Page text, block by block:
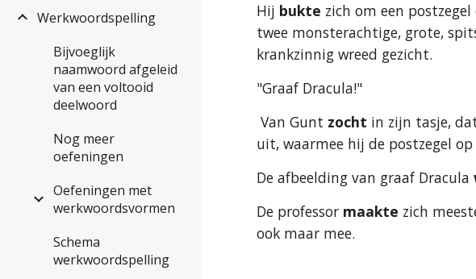
Werkwoordspelling
Bijvoeglijk
naamwoord afgeleid
van een voltooid
deelwoord
Nog meer
oefeningen
Oefeningen met
werkwoordsvormen
Schema
werkwoordspelling
Hij bukte zich om een
twee monsterachtige, grote,
krankzinnig wreed gezicht.
"Graaf Dracula!"
Van Gunt zocht in zijn tasje,
uit, waarmee hij de postzegel
De afbeelding van graaf Dracula
De professor maakte zich
ook maar mee.